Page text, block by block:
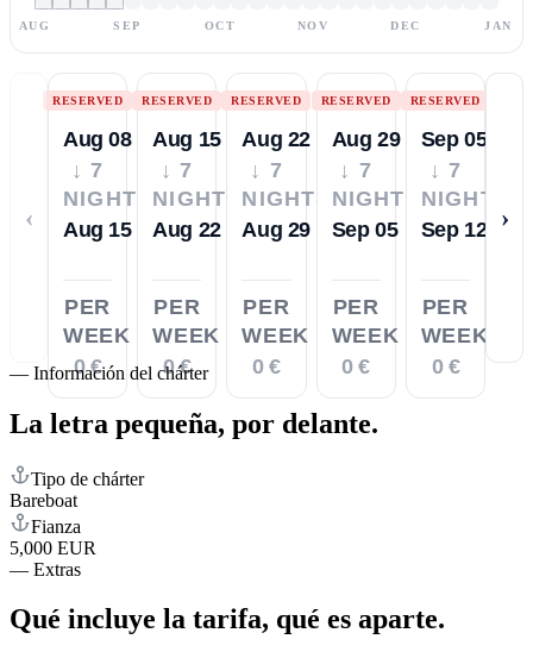
AUG SEP OCT NOV DEC JAN
‹
RESERVED
Aug 08
↓ 7
NIGHTS
Aug 15
PER
WEEK
0 €
RESERVED
Aug 15
↓ 7
NIGHTS
Aug 22
PER
WEEK
0 €
RESERVED
Aug 22
↓ 7
NIGHTS
Aug 29
PER
WEEK
0 €
RESERVED
Aug 29
↓ 7
NIGHTS
Sep 05
PER
WEEK
0 €
RESERVED
Sep 05
↓ 7
NIGHTS
Sep 12
PER
WEEK
0 €
›
— Información del chárter
La letra pequeña, por delante.
Tipo de chárter
Bareboat
Fianza
5,000 EUR
— Extras
Qué incluye la tarifa, qué es aparte.